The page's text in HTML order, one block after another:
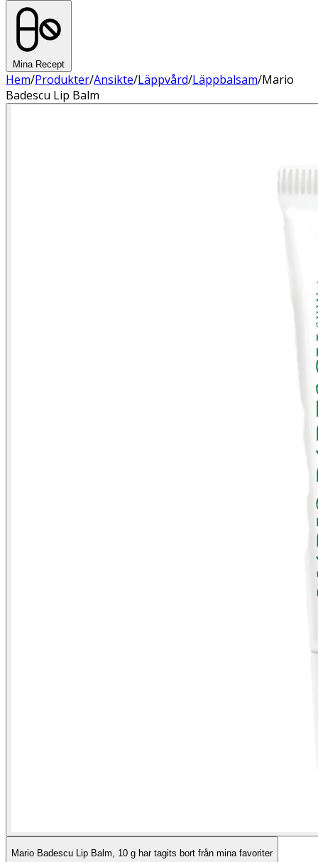
Mina Recept
Hem/Produkter/Ansikte/Läppvård/Läppbalsam/Mario
Badescu Lip Balm
Mario Badescu Lip Balm, 10 g har tagits bort från mina favoriter